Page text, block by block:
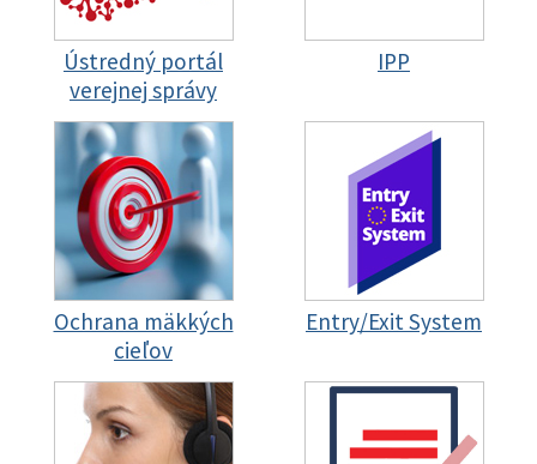
Ústredný portál
verejnej správy
IPP
Ochrana mäkkých
cieľov
Entry/Exit System